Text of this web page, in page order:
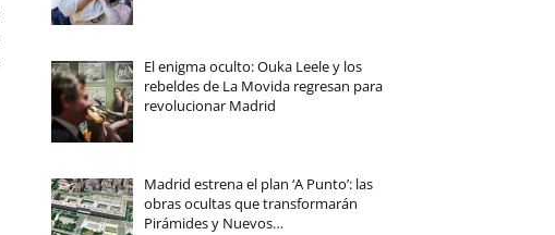
El enigma oculto: Ouka Leele y los
rebeldes de La Movida regresan para
revolucionar Madrid
Madrid estrena el plan ‘A Punto’: las
obras ocultas que transformarán
Pirámides y Nuevos…